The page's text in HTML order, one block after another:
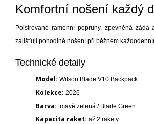
Komfortní nošení každý
Polstrované ramenní popruhy, zpevněná
zajišťují pohodlné nošení při běžném
Technické detaily
Model: Wilson Blade V10 Backpack
Kolekce: 2026
Barva: tmavě zelená / Blade Green
Kapacita raket: až 2 rakety